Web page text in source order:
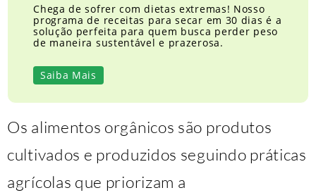
Chega de sofrer com dietas extremas! Nosso
programa de receitas para secar em 30 dias é a
solução perfeita para quem busca perder peso
de maneira sustentável e prazerosa.
Saiba Mais
Os alimentos orgânicos são produtos
cultivados e produzidos seguindo práticas
agrícolas que priorizam a